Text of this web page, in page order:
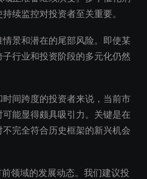
续监控对投资者至关重要。
景和潜在的尾部风险。即使某
行业和投资阶段的多元化仍然
间跨度的投资者来说，当前市
能显得颇具吸引力。关键是在
完全符合历史框架的新兴机会
领域的发展动态。我们建议投